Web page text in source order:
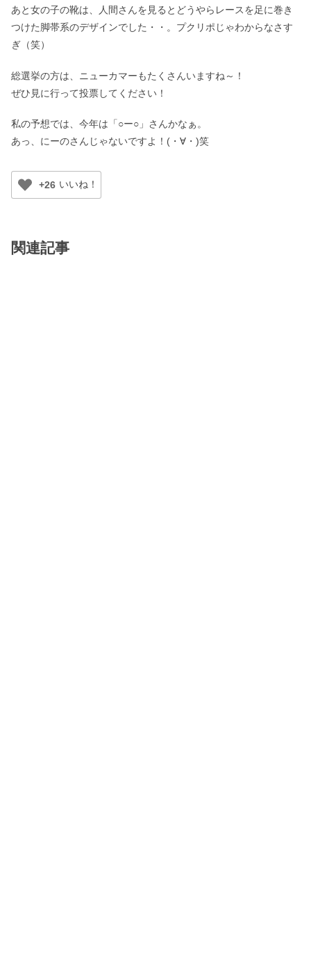
あと女の子の靴は、人間さんを見るとどうやらレースを足に巻き
つけた脚帯系のデザインでした・・。プクリポじゃわからなさす
ぎ（笑）
総選挙の方は、ニューカマーもたくさんいますね～！
ぜひ見に行って投票してください！
私の予想では、今年は「○ー○」さんかなぁ。
あっ、にーのさんじゃないですよ！(・∀・)笑
+26
関連記事